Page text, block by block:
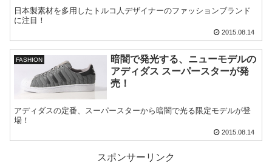
日本製素材を多用したトルコ人デザイナーのファッションブランド
に注目！
2015.08.14
FASHION
暗闇で発光する、ニューモデルの
アディダス スーパースターが発
売！
アディダスの定番、スーパースターから暗闇で光る限定モデルが登
場！
2015.08.14
スポンサーリンク